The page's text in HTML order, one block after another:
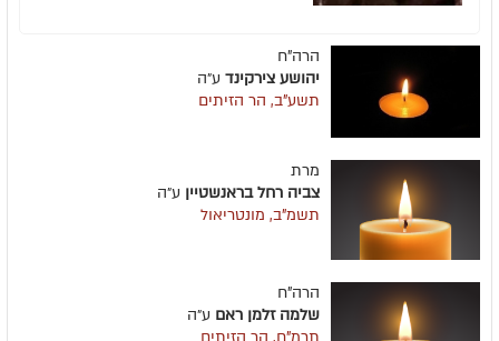
הרה"ח
יהושע צירקינד ע״ה
תשע"ב, הר הזיתים
מרת
צביה רחל בראנשטיין ע״ה
תשמ"ב, מונטריאול
הרה"ח
שלמה זלמן ראם ע״ה
תרמ"ח, הר הזיתים